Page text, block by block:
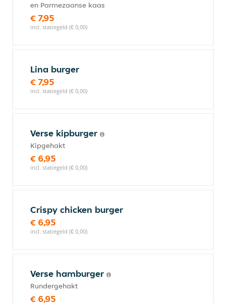
en Parmezaanse kaas
€ 7,95
incl. statiegeld (€ 0,00)
Lina burger
€ 7,95
incl. statiegeld (€ 0,00)
Verse kipburger
Kipgehakt
€ 6,95
incl. statiegeld (€ 0,00)
Crispy chicken burger
€ 6,95
incl. statiegeld (€ 0,00)
Verse hamburger
Rundergehakt
€ 6,95